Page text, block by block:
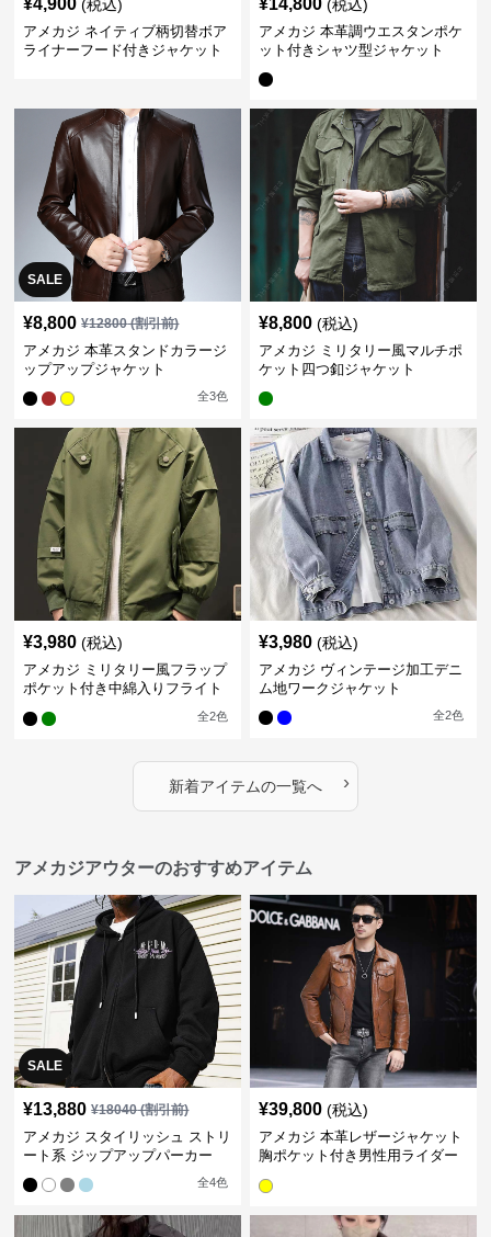
¥4,900 (税込)
アメカジ ネイティブ柄切替ボア
ライナーフード付きジャケット
¥14,800 (税込)
アメカジ 本革調ウエスタンポケ
ット付きシャツ型ジャケット
SALE
¥8,800 ¥12800(割引前)
アメカジ 本革スタンドカラージ
ップアップジャケット
全3色
¥8,800 (税込)
アメカジ ミリタリー風マルチポ
ケット四つ釦ジャケット
¥3,980 (税込)
アメカジ ミリタリー風フラップ
ポケット付き中綿入りフライト
全2色
¥3,980 (税込)
アメカジ ヴィンテージ加工デニ
ム地ワークジャケット
全2色
新着アイテムの一覧へ ›
アメカジアウターのおすすめアイテム
SALE
¥13,880 ¥18040(割引前)
アメカジ スタイリッシュ ストリ
ート系 ジップアップパーカー
全4色
¥39,800 (税込)
アメカジ 本革レザージャケット
胸ポケット付き男性用ライダー